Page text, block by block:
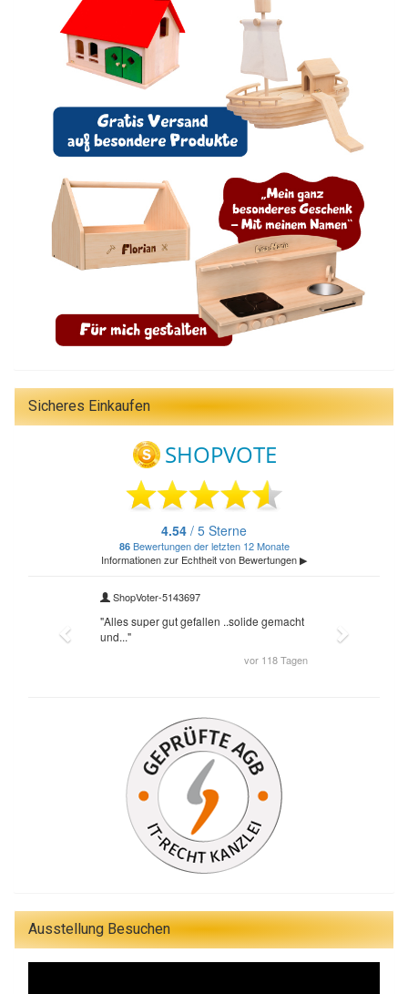
Sicheres Einkaufen
Ausstellung Besuchen